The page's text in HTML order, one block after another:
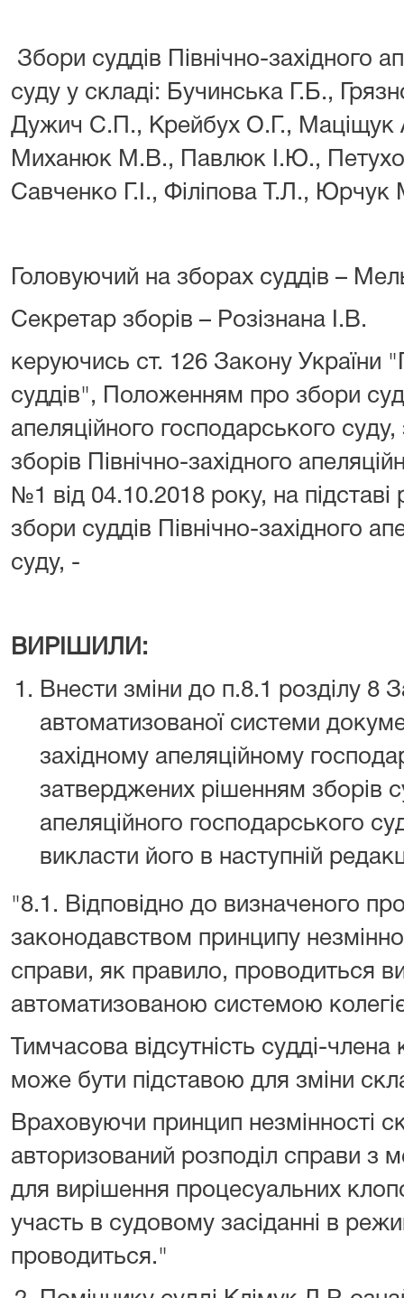
Збори суддів Північно-західного
суду у складі: Бучинська Г.Б.,
Дужич С.П., Крейбух О.Г.,
Миханюк М.В., Павлюк І.Ю.,
Савченко Г.І., Філіпова Т.Л., Юрчук
Головуючий на зборах суддів –
Секретар зборів – Розізнана І.В.
керуючись ст. 126 Закону України
суддів", Положенням про збори
апеляційного господарського
зборів Північно-західного
№1 від 04.10.2018 року, на підставі
збори суддів Північно-західного
суду, -
ВИРІШИЛИ:
Внести зміни до п.8.1 розділу 8
автоматизованої системи
західному апеляційному
затверджених рішенням зборів
апеляційного господарського
викласти його в наступній
"8.1. Відповідно до визначеного
законодавством принципу
справи, як правило, проводиться
автоматизованою системою
Тимчасова відсутність судді-члена
може бути підставою для зміни
Враховуючи принцип незмінності
авторизований розподіл справи з
для вирішення процесуальних
участь в судовому засіданні в
проводиться."